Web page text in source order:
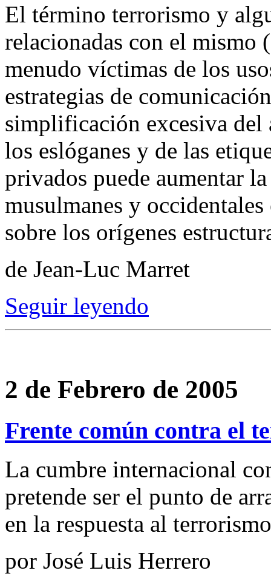
El término terrorismo y
relacionadas con el
menudo víctimas de los
estrategias de
simplificación excesiva del
los eslóganes y de las
privados puede aumentar
musulmanes y
sobre los orígenes
de Jean-Luc Marret
Seguir leyendo
2 de Febrero de 2005
Frente común contra el
La cumbre internacional
pretende ser el punto de
en la respuesta al
por José Luis Herrero